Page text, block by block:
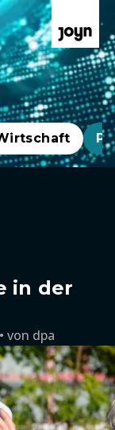
in der
von dpa